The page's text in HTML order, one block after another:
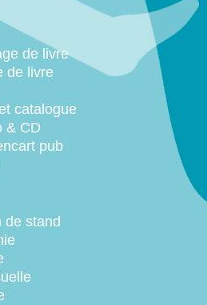
de livre
de livre
catalogue
& CD
pub
de stand